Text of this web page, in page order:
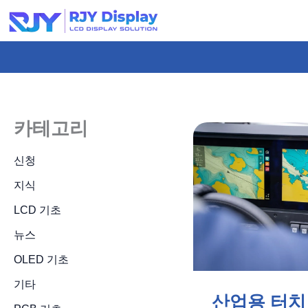
콘
텐
로
카테고리
신청
지식
LCD 기초
뉴스
OLED 기초
기타
산업용 터